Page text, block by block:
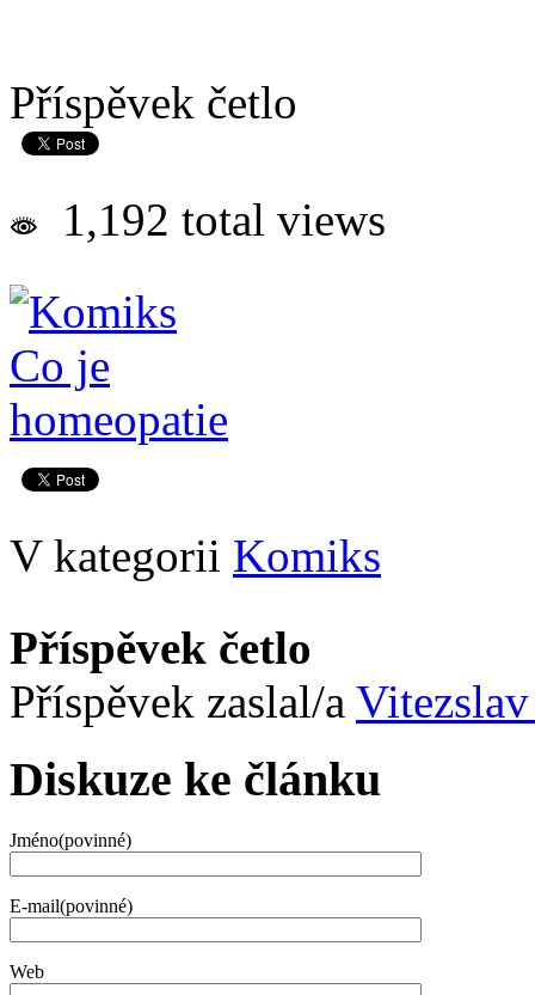
Příspěvek četlo
1,192 total views
V kategorii Komiks
Příspěvek četlo
Příspěvek zaslal/a
Diskuze ke článku
Jméno(povinné)
E-mail(povinné)
Web